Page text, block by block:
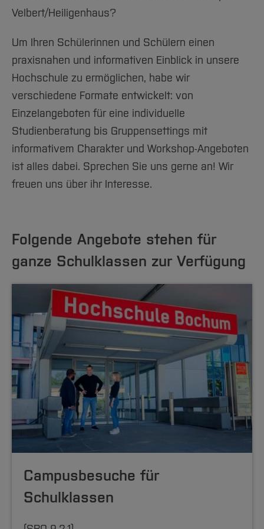
Arbeiten im FB G
Forschung und Projekte
Team
Service
Studiengänge
Aktuelles
Fachgruppen
International
Team
Service
Amtliche Bekanntmachungen
BO Shop
Familiengerechte Hochschule
Diskriminierungsfreie Hochschule
Vertretungen
Wahlen
Hochschulbibliothek
Medienzentrum
qed-Stiftung
Zentrale Studienberatung
Velbert/Heiligenhaus?
Um Ihren Schülerinnen und Schülern einen
praxisnahen und informativen Einblick in unsere
Hochschule zu ermöglichen, habe wir
verschiedene Formate entwickelt: von
Einzelangeboten für eine individuelle
Studienberatung bis Gruppensettings mit
informativem Charakter und Workshop-Angeboten
ist alles dabei. Sprechen Sie uns gerne an! Wir
freuen uns über ihr Interesse.
Folgende Angebote stehen für
ganze Schulklassen zur Verfügung
Campusbesuche für
Schulklassen